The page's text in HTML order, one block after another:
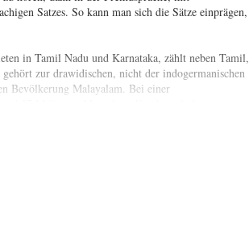
Satzes. So kann man sich die Sätze einprägen,
in Tamil Nadu und Karnataka, zählt neben Tamil,
zur drawidischen, nicht der indogermanischen
Bevölkerung Malayalam. Bei einer
37 Millionen Menschen. Kauderwelsch
zu begegnen, die neugierig sind auf